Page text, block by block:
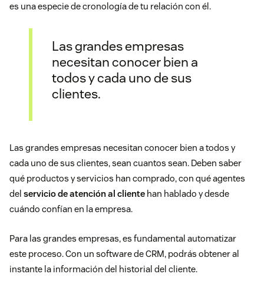
es una especie de cronología de tu relación con él.
Las grandes empresas
necesitan conocer bien a
todos y cada uno de sus
clientes.
Las grandes empresas necesitan conocer bien a todos y
cada uno de sus clientes, sean cuantos sean. Deben saber
qué productos y servicios han comprado, con qué agentes
del servicio de atención al cliente han hablado y desde
cuándo confían en la empresa.
Para las grandes empresas, es fundamental automatizar
este proceso. Con un software de CRM, podrás obtener al
instante la información del historial del cliente.